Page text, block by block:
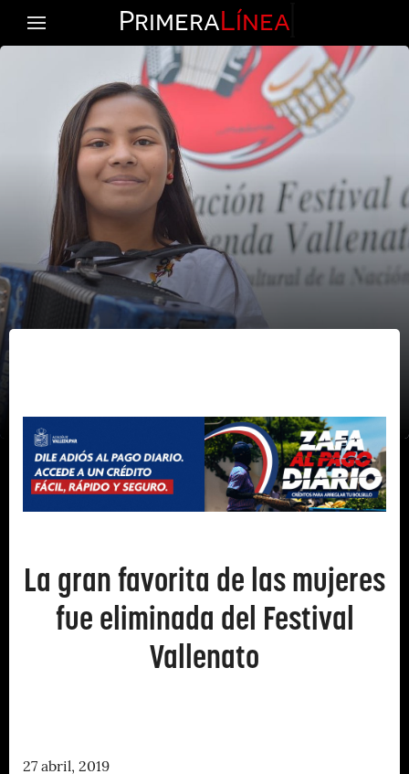
PrimeraLínea
La gran favorita de las mujeres
fue eliminada del Festival
Vallenato
27 abril, 2019